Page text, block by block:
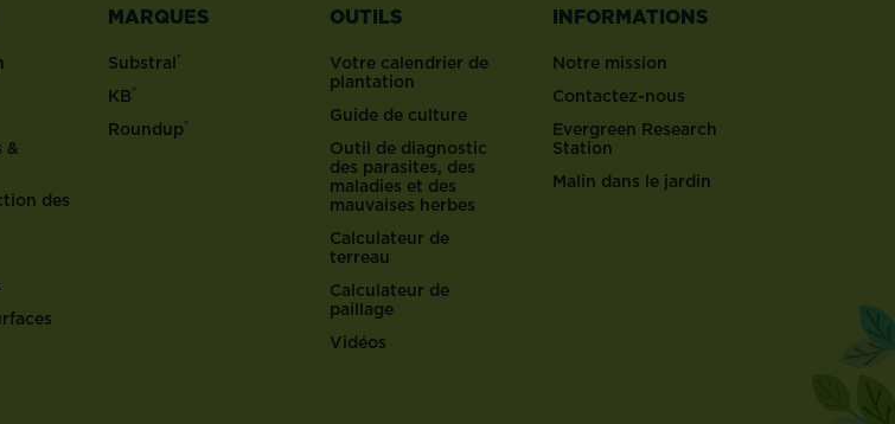
&
des
MARQUES
Substral®
KB®
Roundup®
OUTILS
Votre calendrier de
plantation
Guide de culture
Outil de diagnostic
des parasites, des
maladies et des
mauvaises herbes
Calculateur de
terreau
Calculateur de
paillage
Vidéos
INFORMATIONS
Notre mission
Contactez-nous
Evergreen Research
Station
Malin dans le jardin